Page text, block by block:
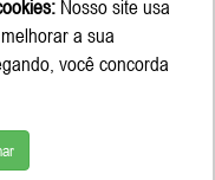
Nosso site usa
a sua
você concorda